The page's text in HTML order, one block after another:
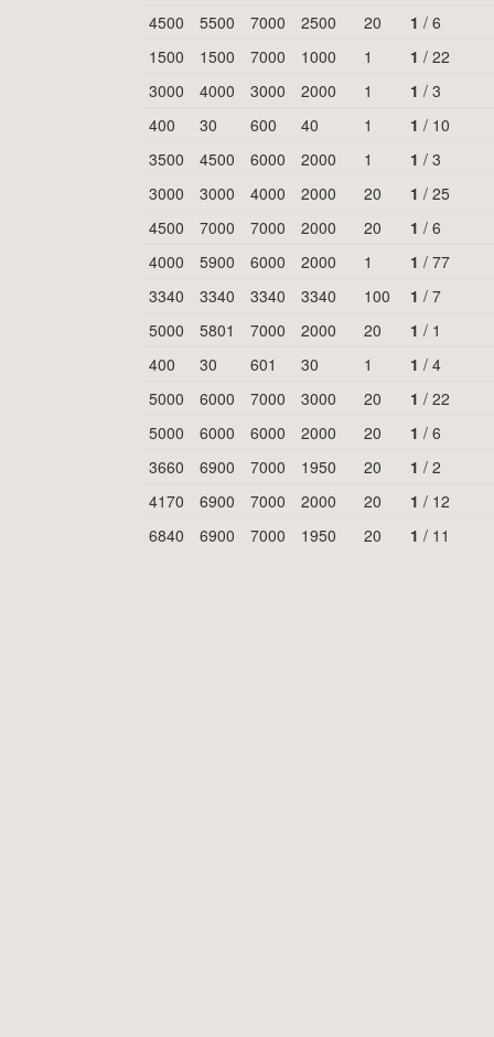
4500
5500 7000 2500 20 1 / 6
1500
1500 7000 1000 1 1 / 22
3000
4000 3000 2000 1 1 / 3
400
30 600 40 1 1 / 10
3500
4500 6000 2000 1 1 / 3
3000
3000 4000 2000 20 1 / 25
4500
7000 7000 2000 20 1 / 6
4000
5900 6000 2000 1 1 / 77
3340
3340 3340 3340 100 1 / 7
5000
5801 7000 2000 20 1 / 1
400
30 601 30 1 1 / 4
5000
6000 7000 3000 20 1 / 22
5000
6000 6000 2000 20 1 / 6
3660
6900 7000 1950 20 1 / 2
4170
6900 7000 2000 20 1 / 12
6840
6900 7000 1950 20 1 / 11